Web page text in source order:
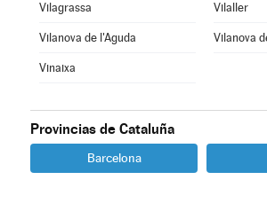
Vilagrassa Vilaller
Vilanova de l'Aguda Vilanova
Vinaixa
Provincias de Cataluña
Barcelona